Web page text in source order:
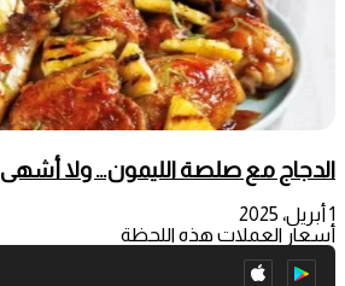
الدجاج مع صلصة الليمون… ولا أشهى
1 أبريل، 2025
أسعار العملات هذه اللحظة